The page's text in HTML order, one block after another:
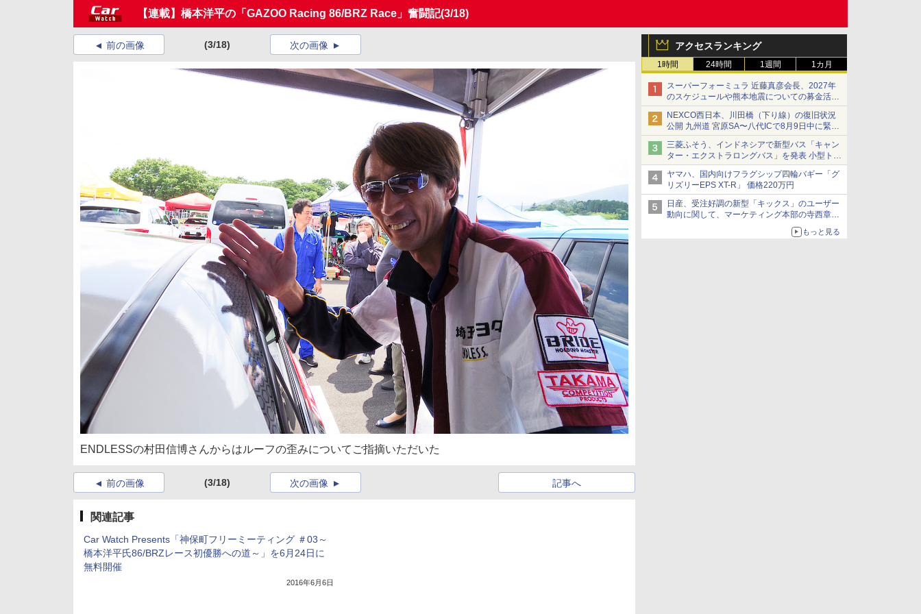
【連載】橋本洋平の「GAZOO Racing 86/BRZ Race」奮闘記(3/18)
アクセスランキング
1時間 24時間 1週間 1カ月
スーパーフォーミュラ 近藤真彦会長、2027年
のスケジュールや熊本地震についての募金活動
を紹介
NEXCO西日本、川田橋（下り線）の復旧状況
公開 九州道 宮原SA〜八代ICで8月9日中に緊急
車両を通行可能に
三菱ふそう、インドネシアで新型バス「キャン
ター・エクストラロングバス」を発表 小型トラ
ックベースの観光・旅客輸送向けバス
ヤマハ、国内向けフラグシップ四輪バギー「グ
リズリーEPS XT-R」 価格220万円
日産、受注好調の新型「キックス」のユーザー
動向に関して、マーケティング本部の寺西章氏
もっと見る
前の画像 (3/18) 次の画像
ENDLESSの村田信博さんからはルーフの歪みについてご指摘いただいた
前の画像 (3/18) 記事へ
次の画像
関連記事
Car Watch Presents「神保町フリーミーティング ＃03～
橋本洋平氏86/BRZレース初優勝への道～」を6月24日に
無料開催
2016年6月6日